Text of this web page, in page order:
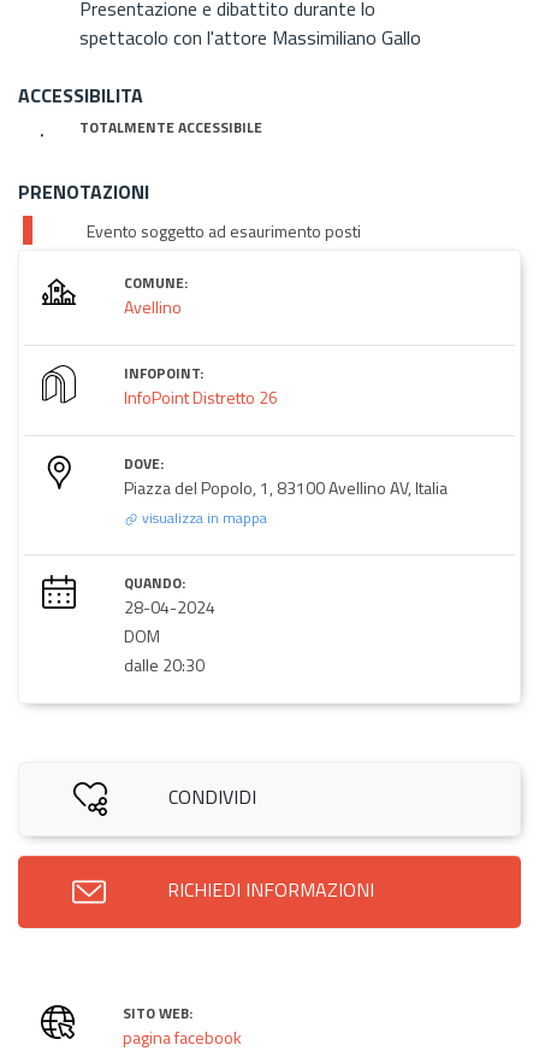
Presentazione e dibattito durante lo
spettacolo con l'attore Massimiliano Gallo
ACCESSIBILITA
TOTALMENTE ACCESSIBILE
PRENOTAZIONI
Evento soggetto ad esaurimento posti
COMUNE:
Avellino
INFOPOINT:
InfoPoint Distretto 26
DOVE:
Piazza del Popolo, 1, 83100 Avellino AV, Italia
visualizza in mappa
QUANDO:
28-04-2024
DOM
dalle 20:30
CONDIVIDI
RICHIEDI INFORMAZIONI
SITO WEB:
pagina facebook